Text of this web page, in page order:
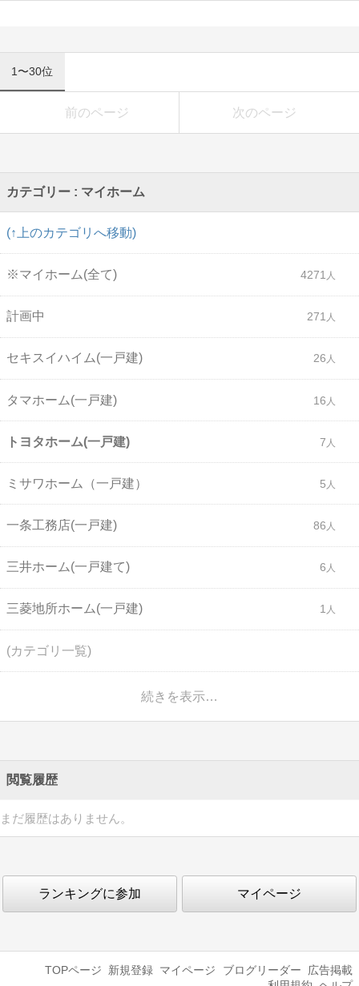
1〜30位
前のページ 次のページ
カテゴリー : マイホーム
(↑上のカテゴリへ移動)
※マイホーム(全て) 4271
計画中 271
セキスイハイム(一戸建) 26
タマホーム(一戸建) 16
トヨタホーム(一戸建) 7
ミサワホーム（一戸建） 5
一条工務店(一戸建) 86
三井ホーム(一戸建て) 6
三菱地所ホーム(一戸建) 1
(カテゴリ一覧)
続きを表示…
閲覧履歴
まだ履歴はありません。
ランキングに参加 マイページ
TOPページ 新規登録 マイページ ブログリーダー
広告掲載